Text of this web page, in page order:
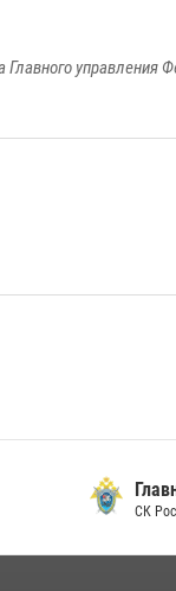
Главного управления
СК